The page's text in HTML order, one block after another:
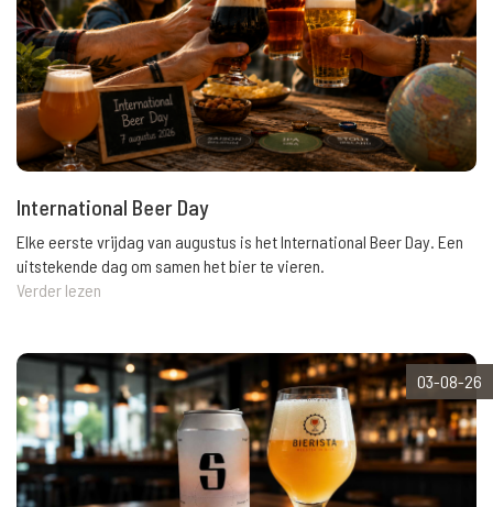
International Beer Day
Elke eerste vrijdag van augustus is het International Beer Day. Een
uitstekende dag om samen het bier te vieren.
Verder lezen
03-08-26